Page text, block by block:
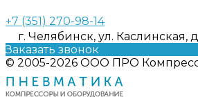
+7 (351) 270-98-14
г. Челябинск, ул. Каслинская,
Заказать звонок
© 2005-2026 ООО ПРО